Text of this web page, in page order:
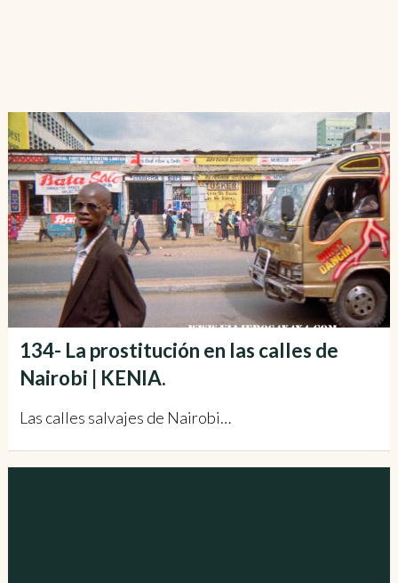
134- La prostitución en las calles de
Nairobi | KENIA.
Las calles salvajes de Nairobi…